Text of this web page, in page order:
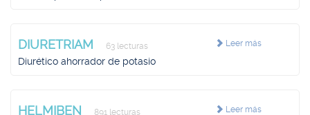
Leer más
DIURETRIAM 63 lecturas
Diurético ahorrador de potasio
Leer más
HELMIBEN 891 lecturas